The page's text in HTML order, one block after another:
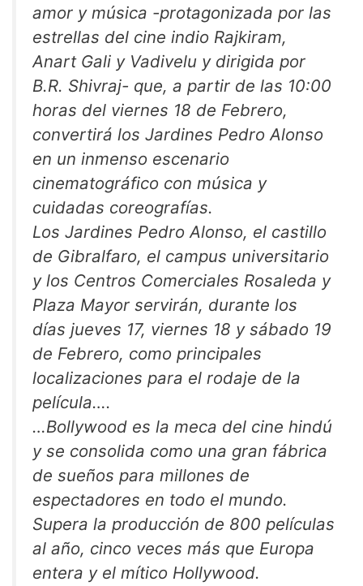
amor y música -protagonizada por las
estrellas del cine indio Rajkiram,
Anart Gali y Vadivelu y dirigida por
B.R. Shivraj- que, a partir de las 10:00
horas del viernes 18 de Febrero,
convertirá los Jardines Pedro Alonso
en un inmenso escenario
cinematográfico con música y
cuidadas coreografías.
Los Jardines Pedro Alonso, el castillo
de Gibralfaro, el campus universitario
y los Centros Comerciales Rosaleda y
Plaza Mayor servirán, durante los
días jueves 17, viernes 18 y sábado 19
de Febrero, como principales
localizaciones para el rodaje de la
película….
…Bollywood es la meca del cine hindú
y se consolida como una gran fábrica
de sueños para millones de
espectadores en todo el mundo.
Supera la producción de 800 películas
al año, cinco veces más que Europa
entera y el mítico Hollywood.